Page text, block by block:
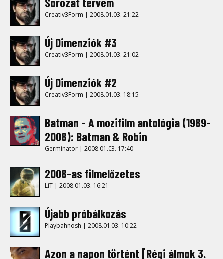
Creativ3Form | 2008.01.03. 21:22
Új Dimenziók #3
Creativ3Form | 2008.01.03. 21:02
Új Dimenziók #2
Creativ3Form | 2008.01.03. 18:15
Batman - A mozifilm antológia (1989-
2008): Batman & Robin
Germinator | 2008.01.03. 17:40
2008-as filmelőzetes
LiT | 2008.01.03. 16:21
Újabb próbálkozás
Playbahnosh | 2008.01.03. 10:22
Azon a napon történt [Régi álmok 3.